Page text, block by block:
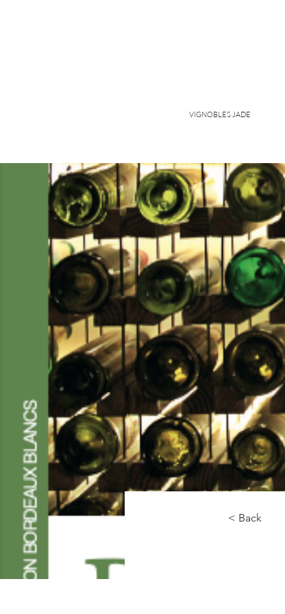
VIGNOBLES JADE
< Back